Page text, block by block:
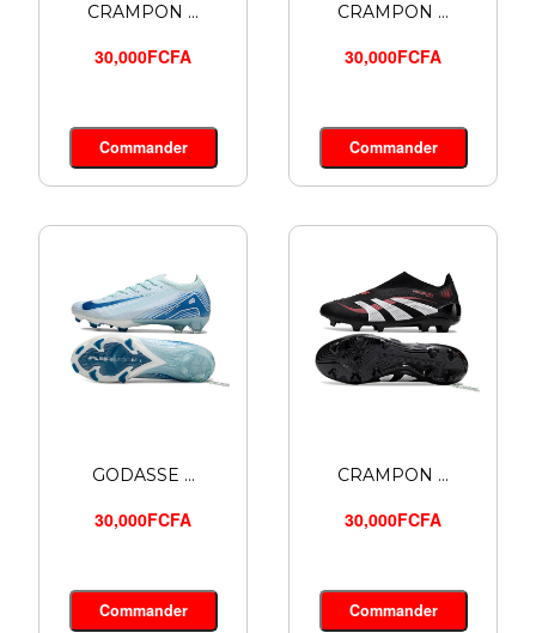
CRAMPON ...
30,000FCFA
Commander
CRAMPON ...
30,000FCFA
Commander
GODASSE ...
30,000FCFA
Commander
CRAMPON ...
30,000FCFA
Commander